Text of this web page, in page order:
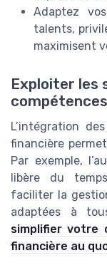
Adaptez
talents,
maximisent
Exploiter les
L’intégration
financière
Par exemple,
libère du
faciliter la
adaptées à
simplifier votre
financière au